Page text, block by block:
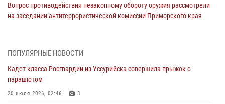
Вопрос противодействия незаконному обороту оружия рассмотрели
на заседании антитеррористической комиссии Приморского края
Во Владивостоке во дворе жилого дома сотрудники
29 июля 2026, 01:17
В День Крещения Руси в Князь-Владимирском храме – Главном
ПОПУЛЯРНЫЕ НОВОСТИ
Кадет класса Росгвардии из Уссурийска совершила прыжок с
парашютом
20 июля 2026, 02:46 3